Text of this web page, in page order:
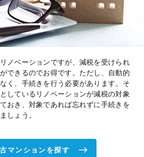
ノベーションですが、減税を受けられ
できるのでお得です。ただし、自動的
く、手続きを行う必要があります。そ
しているリノベーションが減税の対象
おき、対象であれば忘れずに手続きを
しょう。
マンションを探す